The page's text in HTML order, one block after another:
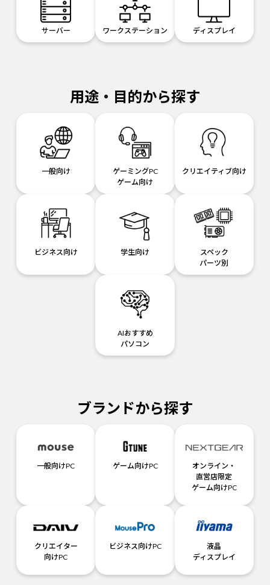
サーバー ワークステーション ディスプレイ
用途・目的から探す
一般向け
ゲーミングPC
ゲーム向け
クリエイティブ向け
ビジネス向け 学生向け
スペック
パーツ別
AIおすすめ
パソコン
ブランドから探す
一般向けPC ゲーム向けPC
オンライン・
直営店限定
ゲーム向けPC
クリエイター
向けPC
ビジネス向けPC
液晶
ディスプレイ